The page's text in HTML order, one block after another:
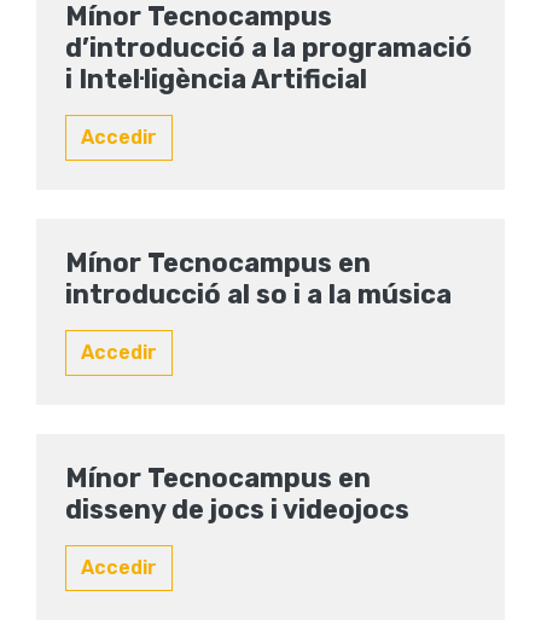
Mínor Tecnocampus
d’introducció a la programació
i Intel·ligència Artificial
Accedir
Mínor Tecnocampus en
introducció al so i a la música
Accedir
Mínor Tecnocampus en
disseny de jocs i videojocs
Accedir